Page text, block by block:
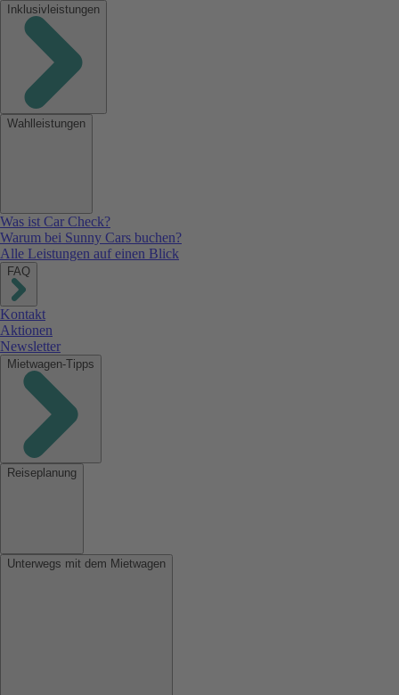
Inklusivleistungen
Wahlleistungen
Was ist Car Check?
Warum bei Sunny Cars buchen?
Alle Leistungen auf einen Blick
FAQ
Kontakt
Aktionen
Newsletter
Mietwagen-Tipps
Reiseplanung
Unterwegs mit dem Mietwagen